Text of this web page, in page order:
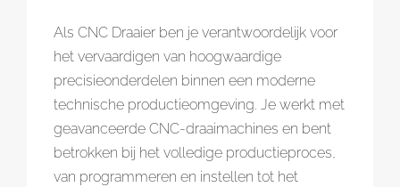
Als CNC Draaier ben je verantwoordelijk voor
het vervaardigen van hoogwaardige
precisieonderdelen binnen een moderne
technische productieomgeving. Je werkt met
geavanceerde CNC-draaimachines en bent
betrokken bij het volledige productieproces,
van programmeren en instellen tot het